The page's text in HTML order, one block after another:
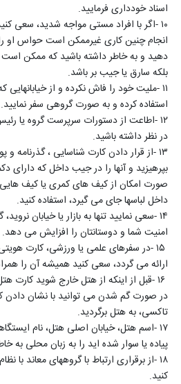
اسناد خودداری فرمایید.
۱۰-اگر با افراد مستی مواجه شدید، سعی
انجام چنین کاری غیرممکن است حواس او
دهید و به خاطر داشته باشید که ممکن
بلکه سارق یا جیب بر باشد.
۱۱-ملیت خود را فاش نکرده و از خیابانهایی
استفاده کرده و به صورت گروهی سفر نمایید.
۱۲-اطاعت از دستورات سرپرست گروه یا
در نظر داشته باشید.
۱۳-از قرار دادن کارت شناسایی ، گذرنامه
بپرهیزید و آنها را در جیب داخل که دارای
صورت امکان از کیف های کمری یا کیف
داخل لباسها جای می گیرد، استفاده کنید.
۱۴-سعی نمایید تنها به بازار یا خیابان
امنیت شما و دوستانتان را افزایش می دهد.
۱۵-در سفرهای علمی یا ورزشی، کارت هویتی
ارائه می گردد، سعی کنید همیشه آن را
۱۶-قبل از اینکه از هتل خارج شوید کارت
در صورت گم شدن می توانید با نشان دادن
تاکسی، به هتل برگردید.
۱۷-اسم هتل، خیابان اصلی هتل، نام
پیاده یا سوار شده اید را به زبان محلی به
۱۸-از برقراری ارتباط با گروههای معاند با
کنید.